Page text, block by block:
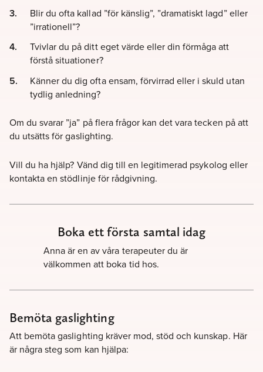
Blir du ofta kallad ”för känslig”, ”dramatiskt lagd” eller
”irrationell”?
Tvivlar du på ditt eget värde eller din förmåga att
förstå situationer?
Känner du dig ofta ensam, förvirrad eller i skuld utan
tydlig anledning?
Om du svarar ”ja” på flera frågor kan det vara tecken på att
du utsätts för gaslighting.
Vill du ha hjälp? Vänd dig till en legitimerad psykolog eller
kontakta en stödlinje för rådgivning.
Boka ett första samtal idag
Anna är en av våra terapeuter du är
välkommen att boka tid hos.
Bemöta gaslighting
Att bemöta gaslighting kräver mod, stöd och kunskap. Här
är några steg som kan hjälpa: